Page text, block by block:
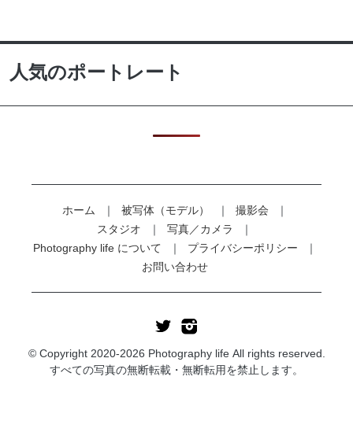
人気のポートレート
ホーム 被写体（モデル）
撮影会
スタジオ
写真／カメラ
Photography life について
プライバシーポリシー
お問い合わせ
© Copyright 2020-2026 Photography life All rights reserved.
すべての写真の無断転載・無断転用を禁止します。